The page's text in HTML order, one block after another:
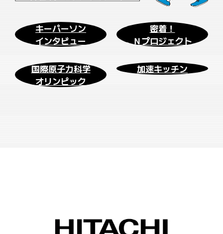
キーパーソン
インタビュー
密着！
Ｎプロジェクト
国際原子力科学
オリンピック
加速キッチン